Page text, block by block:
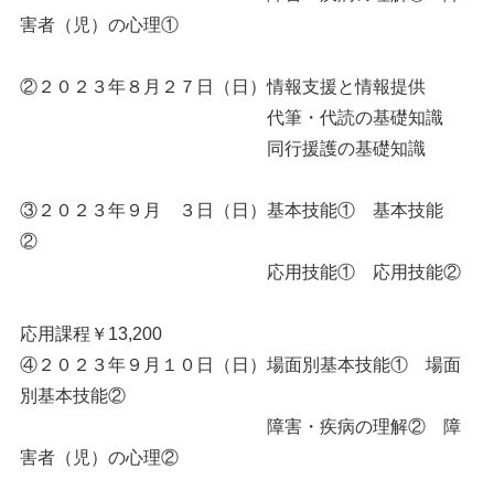
害者（児）の心理①
②２０２３年８月２７日（日）情報支援と情報提供
代筆・代読の基礎知識
同行援護の基礎知識
③２０２３年９月 ３日（日）基本技能① 基本技能
②
応用技能① 応用技能②
応用課程￥13,200
④２０２３年９月１０日（日）場面別基本技能① 場面
別基本技能②
障害・疾病の理解② 障
害者（児）の心理②